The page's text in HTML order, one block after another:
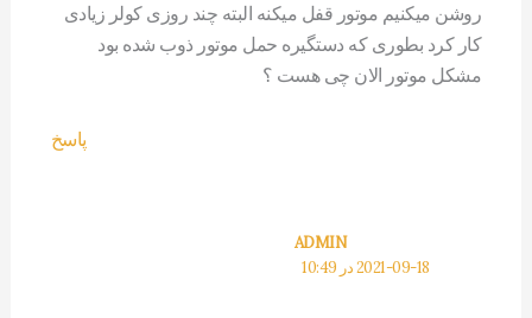
روشن میکنیم موتور قفل میکنه البته چند روزی کولر زیادی
کار کرد بطوری که دستگیره حمل موتور ذوب شده بود
مشکل موتور الان چی هست ؟
پاسخ
ADMIN
2021-09-18 در 10:49